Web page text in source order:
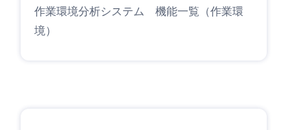
作業環境分析システム 機能一覧（作業環
境）